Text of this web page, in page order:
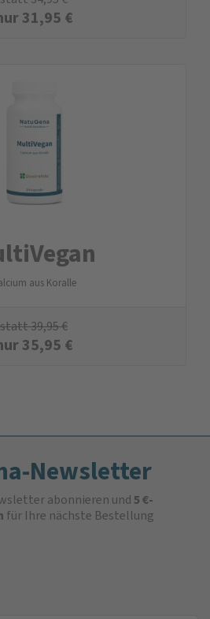
31,95 €
aus Koralle
statt39,95€
35,95 €
Newsletter
abonnieren und5 €-
für Ihre nächste Bestellung